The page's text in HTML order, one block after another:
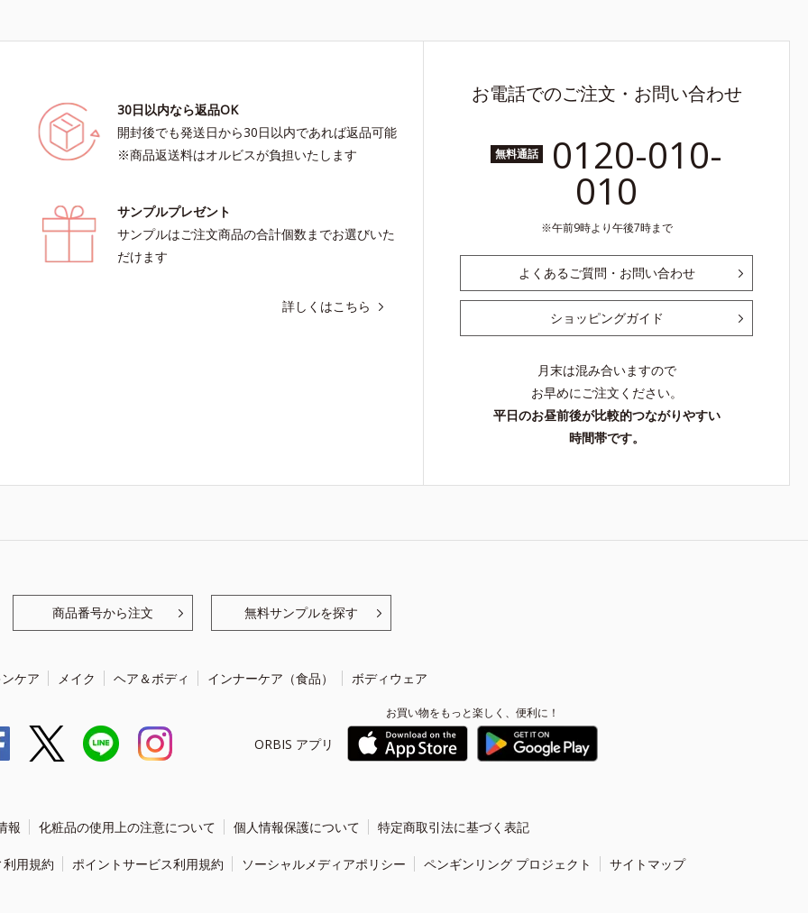
30日以内なら返品OK
開封後でも発送日から30日以内であれば返品可能
※商品返送料はオルビスが負担いたします
サンプルプレゼント
サンプルはご注文商品の合計個数までお選びいた
だけます
詳しくはこちら
お電話でのご注文・お問い合わせ
無料通話 0120-010-
010
午前9時より午後7時まで
よくあるご質問・お問い合わせ
ショッピングガイド
月末は混み合いますので
お早めにご注文ください。
平日のお昼前後が比較的つながりやすい
時間帯です。
商品番号から注文 無料サンプルを探す
ケア メイク ヘア＆ボディ インナーケア（食品） ボディウェア
ORBIS アプリ
お買い物をもっと楽しく、便利に！
報 化粧品の使用上の注意について 個人情報保護について 特定商取引法に基づく表記
用規約 ポイントサービス利用規約 ソーシャルメディアポリシー ペンギンリング プロジェクト サイトマップ